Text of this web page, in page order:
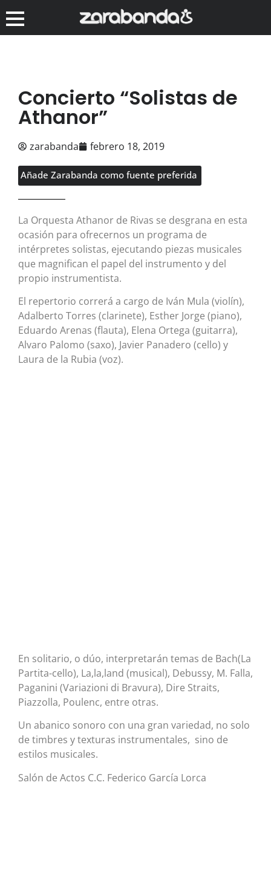
Concierto “Solistas de
Athanor”
zarabanda febrero 18, 2019
Añade Zarabanda como fuente preferida
La Orquesta Athanor de Rivas se desgrana en esta
ocasión para ofrecernos un programa de
intérpretes solistas, ejecutando piezas musicales
que magnifican el papel del instrumento y del
propio instrumentista.
El repertorio correrá a cargo de Iván Mula (violín),
Adalberto Torres (clarinete), Esther Jorge (piano),
Eduardo Arenas (flauta), Elena Ortega (guitarra),
Alvaro Palomo (saxo), Javier Panadero (cello) y
Laura de la Rubia (voz).
En solitario, o dúo, interpretarán temas de Bach(La
Partita-cello), La,la,land (musical), Debussy, M. Falla,
Paganini (Variazioni di Bravura), Dire Straits,
Piazzolla, Poulenc, entre otras.
Un abanico sonoro con una gran variedad, no solo
de timbres y texturas instrumentales, sino de
estilos musicales.
Salón de Actos C.C. Federico García Lorca